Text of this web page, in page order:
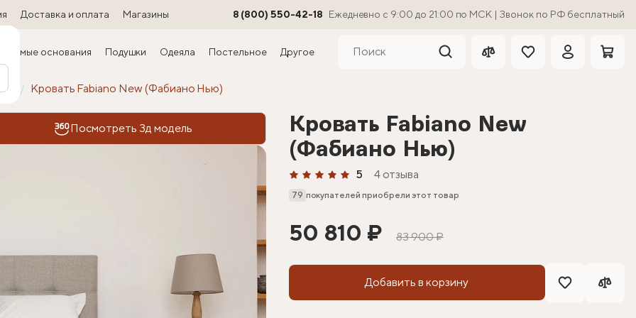
Доставка и оплата Магазины 8 (800) 550-42-18 Ежедневно с 9:00 до 21:00 по МСК | Звонок по РФ бесплатный
основания Подушки Одеяла Постельное Другое
Кровать Fabiano New (Фабиано Нью)
Посмотреть 3д модель
Кровать Fabiano New
(Фабиано Нью)
5 4 отзыва
79 покупателей приобрели этот товар
50 810 ₽ 83 900 ₽
Добавить в корзину